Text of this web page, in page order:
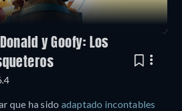
y Goofy: Los
que ha sido adaptado incontables